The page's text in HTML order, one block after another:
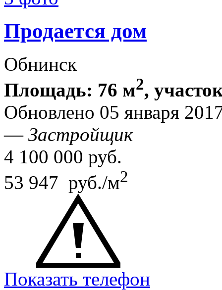
Продается дом
Обнинск
Площадь: 76 м2,
Обновлено 05 января
— Застройщик
4 100 000 руб.
53 947 руб./м2
Показать телефон